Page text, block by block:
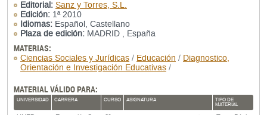
Editorial: Sanz y Torres, S.L.
Edición: 1ª 2010
Idiomas: Español, Castellano
Plaza de edición: MADRID , España
MATERIAS:
Ciencias Sociales y Jurídicas / Educación / Diagnostico,
Orientación e Investigación Educativas /
MATERIAL VÁLIDO PARA:
UNIVERSIDAD CARRERA CURSO ASIGNATURA
TIPO DE
MATERIAL